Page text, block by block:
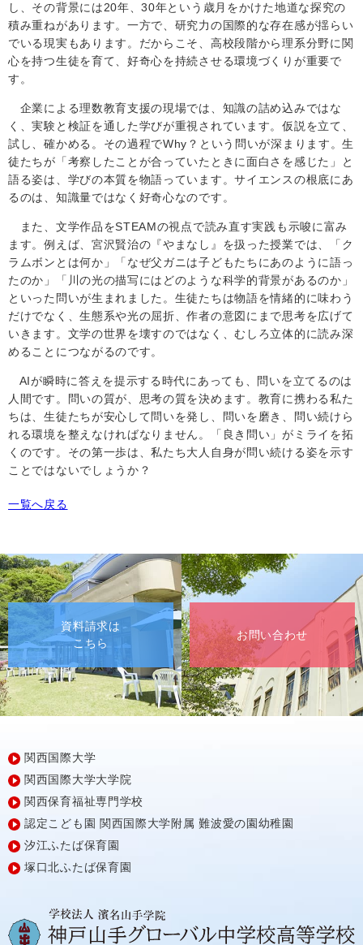
し、その背景には20年、30年という歳月をかけた地道な探究の
積み重ねがあります。一方で、研究力の国際的な存在感が揺らい
でいる現実もあります。だからこそ、高校段階から理系分野に関
心を持つ生徒を育て、好奇心を持続させる環境づくりが重要で
す。
企業による理数教育支援の現場では、知識の詰め込みではな
く、実験と検証を通した学びが重視されています。仮説を立て、
試し、確かめる。その過程でWhy？という問いが深まります。生
徒たちが「考察したことが合っていたときに面白さを感じた」と
語る姿は、学びの本質を物語っています。サイエンスの根底にあ
るのは、知識量ではなく好奇心なのです。
また、文学作品をSTEAMの視点で読み直す実践も示唆に富み
ます。例えば、宮沢賢治の『やまなし』を扱った授業では、「ク
ラムボンとは何か」「なぜ父ガニは子どもたちにあのように語っ
たのか」「川の光の描写にはどのような科学的背景があるのか」
といった問いが生まれました。生徒たちは物語を情緒的に味わう
だけでなく、生態系や光の屈折、作者の意図にまで思考を広げて
いきます。文学の世界を壊すのではなく、むしろ立体的に読み深
めることにつながるのです。
AIが瞬時に答えを提示する時代にあっても、問いを立てるのは
人間です。問いの質が、思考の質を決めます。教育に携わる私た
ちは、生徒たちが安心して問いを発し、問いを磨き、問い続けら
れる環境を整えなければなりません。「良き問い」がミライを拓
くのです。その第一歩は、私たち大人自身が問い続ける姿を示す
ことではないでしょうか？
一覧へ戻る
資料請求は
こちら
お問い合わせ
関西国際大学
関西国際大学大学院
関西保育福祉専門学校
認定こども園 関西国際大学附属 難波愛の園幼稚園
汐江ふたば保育園
塚口北ふたば保育園